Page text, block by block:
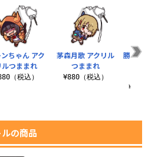
ちゃん アク
ルつままれ
（税込）
茅森月歌 アクリル
つままれ
¥880（税込）
勝ち確
の商品